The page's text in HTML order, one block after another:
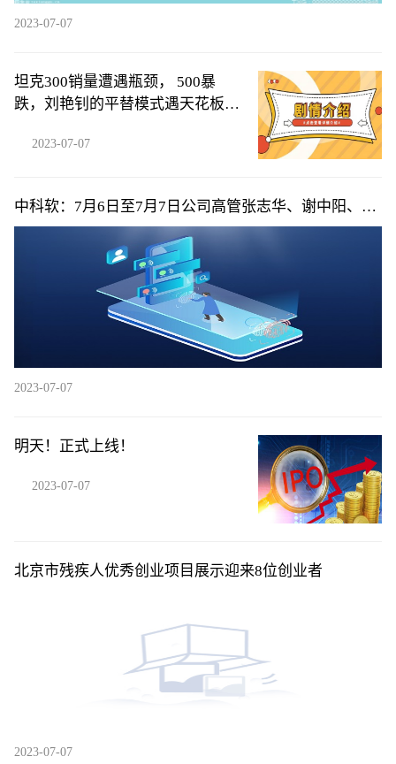
2023-07-07
坦克300销量遭遇瓶颈， 500暴
跌，刘艳钊的平替模式遇天花板，
2023-07-07
中科软：7月6日至7月7日公司高管张志华、谢中阳、孙
熙杰减持公司股份合计58.4万股
2023-07-07
明天！正式上线！
2023-07-07
北京市残疾人优秀创业项目展示迎来8位创业者
2023-07-07